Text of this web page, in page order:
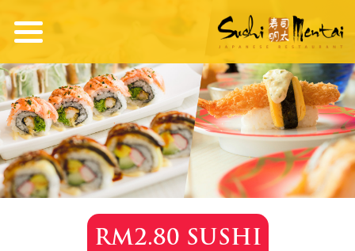
RM2.80 SUSHI